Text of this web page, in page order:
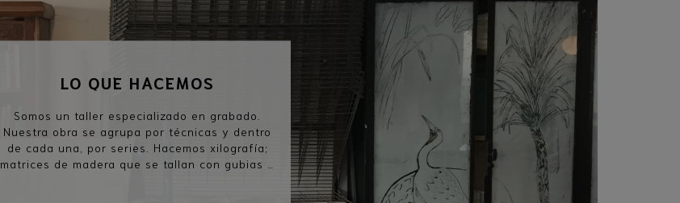
LO QUE HACEMOS
Somos un taller especializado en grabado.
Nuestra obra se agrupa por técnicas y dentro
de cada una, por series. Hacemos xilografía;
matrices de madera que se tallan con gubias y